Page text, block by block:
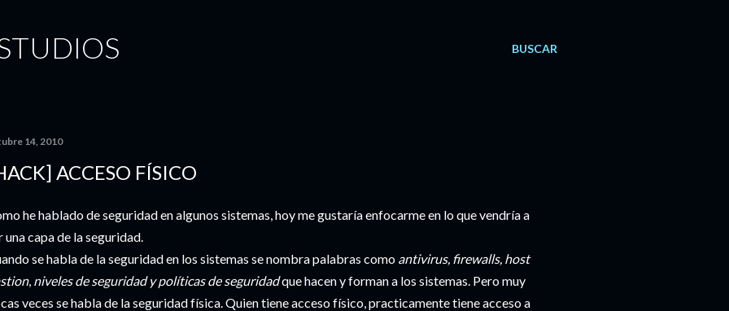
BUSCAR
14, 2010
ACCESO FÍSICO
he hablado de seguridad en algunos sistemas, hoy me gustaría enfocarme en lo que vendría a
una capa de la seguridad.
se habla de la seguridad en los sistemas se nombra palabras como antivirus, firewalls, host
, niveles de seguridad y políticas de seguridadque hacen y forman a los sistemas. Pero muy
veces se habla de la seguridad física. Quien tiene acceso físico, practicamente tiene acceso a